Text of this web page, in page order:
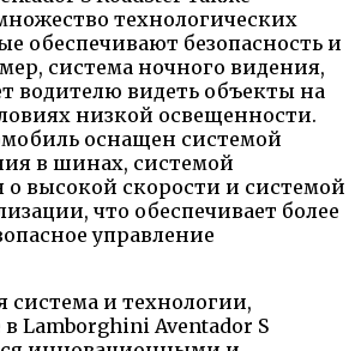
технологических
обеспечивают безопасность и
система ночного видения,
водителю видеть объекты на
низкой освещенности.
оснащен системой
в шинах, системой
высокой скорости и системой
что обеспечивает более
управление
и технологии,
Lamborghini Aventador S